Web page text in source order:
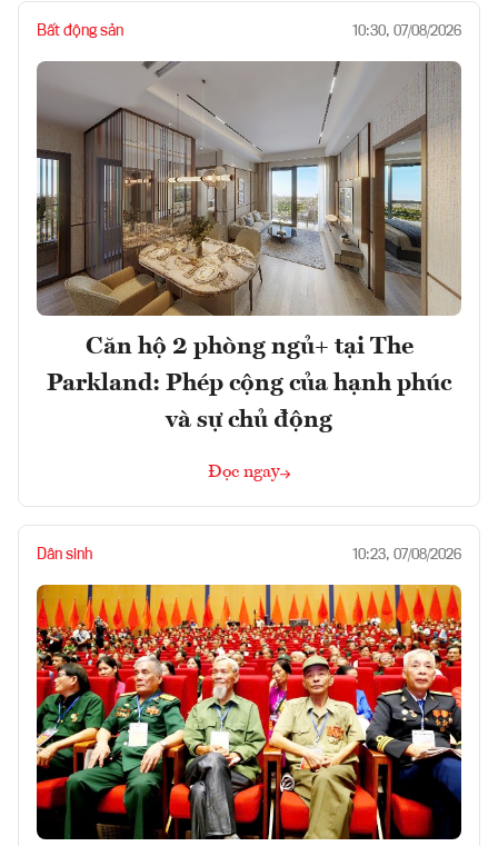
Bất động sản 10:30, 07/08/2026
Căn hộ 2 phòng ngủ+ tại The
Parkland: Phép cộng của hạnh phúc
và sự chủ động
Đọc ngay
Dân sinh 10:23, 07/08/2026